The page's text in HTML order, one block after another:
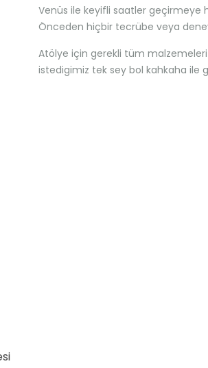
Venüs ile keyifli saatler geçirmeye
Önceden hiçbir tecrübe veya
Atölye için gerekli tüm
istedigimiz tek sey bol kahkaha ile